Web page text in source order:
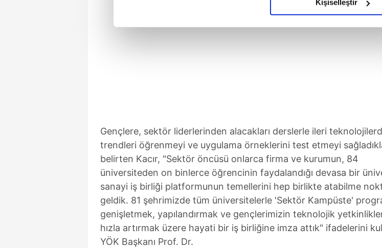
6698 sayılı Kişisel Verilerin Korunması Kanunu uyarınca hazırlanmış
mevzuata uygun olarak kullanılan çerezlerle ilgili bilgi almak için lütfen
Kişiselleştir
Gençlere, sektör liderlerinden alacakları derslerle ileri
trendleri öğrenmeyi ve uygulama örneklerini test etmeyi
belirten Kacır, "Sektör öncüsü onlarca firma ve kurumun, 84
üniversiteden on binlerce öğrencinin faydalandığı devasa bir
sanayi iş birliği platformunun temellerini hep birlikte atabilme
geldik. 81 şehrimizde tüm üniversitelerle 'Sektör Kampüste'
genişletmek, yapılandırmak ve gençlerimizin teknolojik
hızla artırmak üzere hayati bir iş birliğine imza attık" ifadelerini
YÖK Başkanı Prof. Dr.